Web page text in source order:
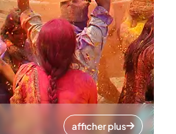
afficher plus